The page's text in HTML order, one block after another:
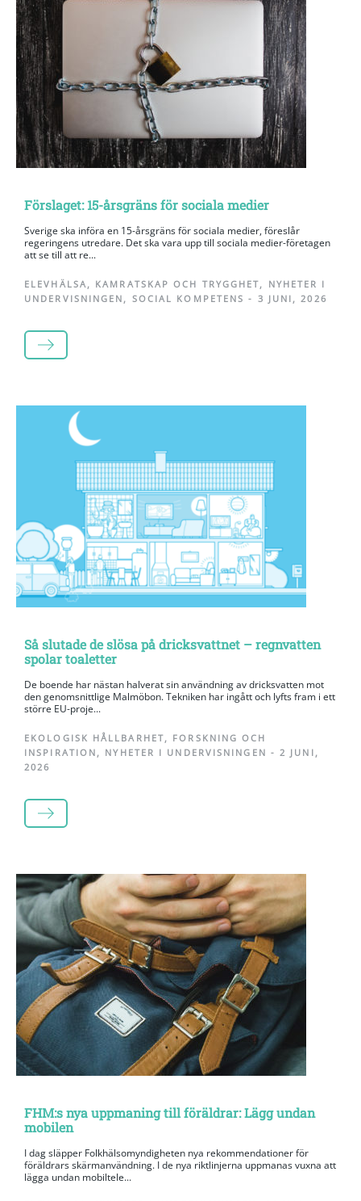
Förslaget: 15-årsgräns för sociala medier
Sverige ska införa en 15-årsgräns för sociala medier, föreslår
regeringens utredare. Det ska vara upp till sociala medier-företagen
att se till att re...
ELEVHÄLSA, KAMRATSKAP OCH TRYGGHET, NYHETER I
UNDERVISNINGEN , SOCIAL KOMPETENS - 3 JUNI, 2026
LÄS MER
Så slutade de slösa på dricksvattnet – regnvatten
spolar toaletter
De boende har nästan halverat sin användning av dricksvatten mot
den genomsnittlige Malmöbon. Tekniken har ingått och lyfts fram i ett
större EU-proje...
EKOLOGISK HÅLLBARHET, FORSKNING OCH
INSPIRATION , NYHETER I UNDERVISNINGEN -2 JUNI,
2026
LÄS MER
FHM:s nya uppmaning till föräldrar: Lägg undan
mobilen
I dag släpper Folkhälsomyndigheten nya rekommendationer för
föräldrars skärmanvändning. I de nya riktlinjerna uppmanas vuxna att
lägga undan mobiltele...